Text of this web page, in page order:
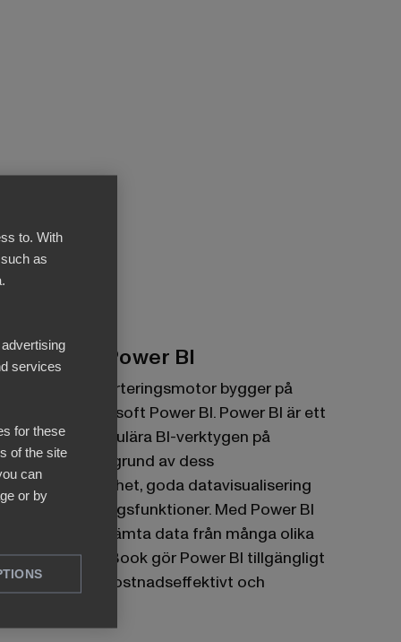
to. With
as
services
for these
of the site
can
or by
Byggd på Power BI
BI Books rapporteringsmotor bygger på
kraftfulla Microsoft Power BI. Power BI är ett
av de mest populära BI-verktygen på
marknaden på grund av dess
användarvänlighet, goda datavisualisering
och rapporteringsfunktioner. Med Power BI
kan du också hämta data från många olika
målsystem. BI Book gör Power BI tillgängligt
för alla på ett kostnadseffektivt och